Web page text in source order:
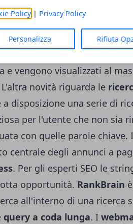
Policy| Privacy Policy
Personalizza Rifiuta
hanno apportato
visiva dei risultati della
e vengono visualizzati al
novità riguarda le
disposizione una serie di
per l'utente che non sia
con quelle parole chiave.
centrale degli annunci a
. Per gli esperti SEO le
opportunità. RankBrain
all'interno di una ricerca
query a coda lunga. I